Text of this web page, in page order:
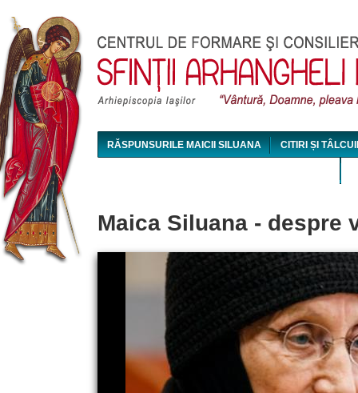
RĂSPUNSURILE MAICII SILUANA CITIRI ȘI
Maica Siluana - despre